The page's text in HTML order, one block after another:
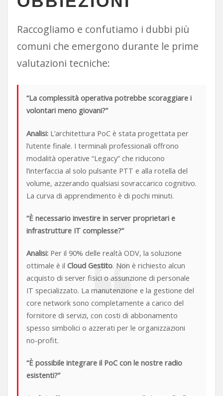
Raccogliamo e confutiamo i dubbi più
comuni che emergono durante le prime
valutazioni tecniche:
“La complessità operativa potrebbe scoraggiare i
volontari meno giovani?”
Analisi: L’architettura PoC è stata progettata per
l’utente finale. I terminali professionali offrono
modalità operative “Legacy” che riducono
l’interfaccia al solo pulsante PTT e alla rotella del
volume, azzerando qualsiasi sovraccarico cognitivo.
La curva di apprendimento è di pochi minuti.
“È necessario investire in server proprietari e
infrastrutture IT complesse?”
Analisi: Per il 90% delle realtà ODV, la soluzione
ottimale è ilCloud Gestito. Non è richiesto alcun
acquisto di server fisici o assunzione di personale
IT specializzato. La manutenzione e la gestione del
core network sono completamente a carico del
fornitore di servizi, con costi di abbonamento
spesso simbolici o azzerati per le organizzazioni
no-profit.
“È possibile integrare il PoC con le nostre radio
esistenti?”